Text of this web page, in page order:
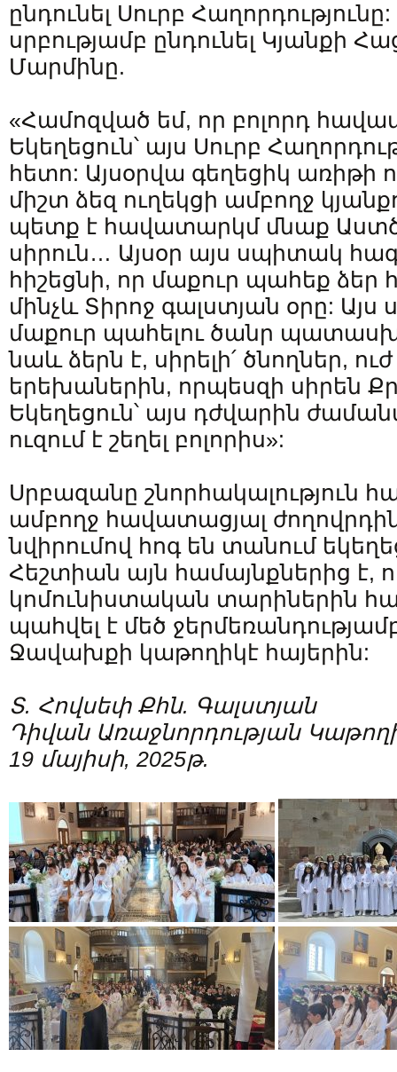
ընդունել Սուրբ
սրբությամբ ընդունել Կյանքի
Մարմինը.
«Համոզված եմ, որ բոլորդ
Եկեղեցուն՝ այս Սուրբ
հետո: Այսօրվա գեղեցիկ առիթի
միշտ ձեզ ուղեկցի ամբողջ
պետք է հավատարկմ մնաք
սիրուն… Այսօր այս սպիտակ
հիշեցնի, որ մաքուր պահեք ձեր
մինչև Տիրոջ գալստյան օրը:
մաքուր պահելու ծանր
նաև ձերն է, սիրելի՛ ծնողներ,
երեխաներին, որպեսզի սիրեն
Եկեղեցուն՝ այս դժվարին
ուզում է շեղել բոլորիս»:
Սրբազանը շնորհակալություն
ամբողջ հավատացյալ
նվիրումով հոգ են տանում
Հեշտիան այն համայնքներից է,
կոմունիստական տարիներին
պահվել է մեծ
Ջավախքի կաթողիկէ հայերին:
Տ. Հովսեփ Քհն. Գալստյան
Դիվան Առաջնորդության
19 մայիսի, 2025թ.